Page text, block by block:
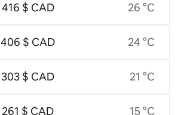
416 $ CAD
406 $ CAD
303 $ CAD
261 $ CAD
26 °C
24 °C
21 °C
15 °C